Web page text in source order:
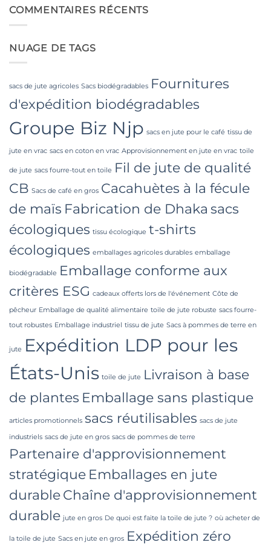
PP
Woven
from
Supplier
Bangladesh
Food
Grade
High-
COMMENTAIRES RÉCENTS
NUAGE DE TAGS
sacs de jute agricoles Sacs biodégradables Fournitures
d'expédition biodégradables
Groupe Biz Njp sacs en jute pour le café tissu de
jute en vrac sacs en coton en vrac Approvisionnement en jute en vrac toile
de jute sacs fourre-tout en toile Fil de jute de qualité
CB Sacs de café en gros Cacahuètes à la fécule
de maïs Fabrication de Dhaka sacs
écologiques tissu écologique t-shirts
écologiques emballages agricoles durables emballage
biodégradable Emballage conforme aux
critères ESG cadeaux offerts lors de l'événement Côte de
pêcheur Emballage de qualité alimentaire toile de jute robuste sacs fourre-
tout robustes Emballage industriel tissu de jute Sacs à pommes de terre en
jute
Expédition LDP pour les
États-Unis toile de jute Livraison à base
de plantes Emballage sans plastique
articles promotionnels sacs réutilisables sacs de jute
industriels sacs de jute en gros sacs de pommes de terre
Partenaire d'approvisionnement
stratégique Emballages en jute
durableChaîne d'approvisionnement
durable jute en gros De quoi est faite la toile de jute ? où acheter de
la toile de jute Sacs en jute en gros Expédition zéro